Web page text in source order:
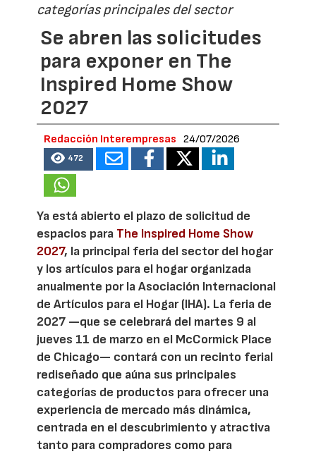
categorías principales del sector
Se abren las solicitudes
para exponer en The
Inspired Home Show
2027
Redacción Interempresas 24/07/2026
472
Ya está abierto el plazo de solicitud de
espacios para The Inspired Home Show
2027, la principal feria del sector del hogar
y los artículos para el hogar organizada
anualmente por la Asociación Internacional
de Artículos para el Hogar (IHA). La feria de
2027 —que se celebrará del martes 9 al
jueves 11 de marzo en el McCormick Place
de Chicago— contará con un recinto ferial
rediseñado que aúna sus principales
categorías de productos para ofrecer una
experiencia de mercado más dinámica,
centrada en el descubrimiento y atractiva
tanto para compradores como para